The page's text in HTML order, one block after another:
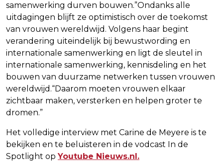
samenwerking durven bouwen.”Ondanks alle
uitdagingen blijft ze optimistisch over de toekomst
van vrouwen wereldwijd. Volgens haar begint
verandering uiteindelijk bij bewustwording en
internationale samenwerking en ligt de sleutel in
internationale samenwerking, kennisdeling en het
bouwen van duurzame netwerken tussen vrouwen
wereldwijd.“Daarom moeten vrouwen elkaar
zichtbaar maken, versterken en helpen groter te
dromen.”
Het volledige interview met Carine de Meyere is te
bekijken en te beluisteren in de vodcast In de
Spotlight op Youtube Nieuws.nl.